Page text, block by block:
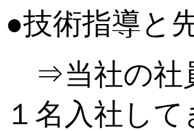
●技術指導と
⇒当社の社
１名入社し